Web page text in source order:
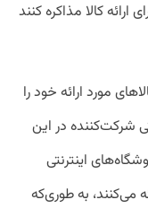
کالا مذاکره کنند
مورد ارائه خود را
شرکت‌کننده در این
اینترنتی
می‏‌کنند، به طوری‌که